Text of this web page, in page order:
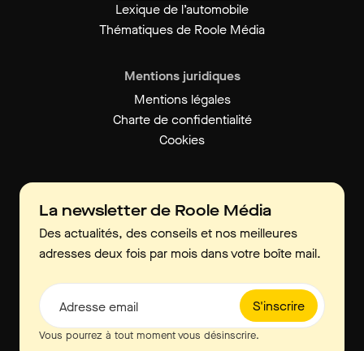
Lexique de l’automobile
Thématiques de Roole Média
Mentions juridiques
Mentions légales
Charte de confidentialité
Cookies
La newsletter de Roole Média
Des actualités, des conseils et nos meilleures
adresses deux fois par mois dans votre boîte mail.
S'inscrire
Adresse email
Vous pourrez à tout moment vous désinscrire.